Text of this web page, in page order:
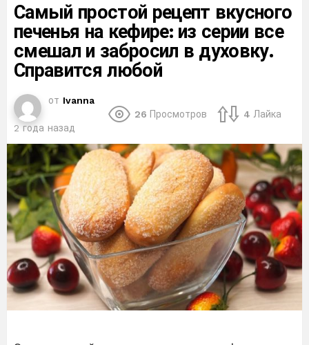
Самый простой рецепт вкусного
печенья на кефире: из серии все
смешал и забросил в духовку.
Справится любой
от Ivanna
2 года назад
26 Просмотров 4 Лайка